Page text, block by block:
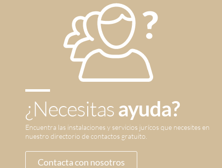
¿Necesitasayuda?
Encuentra las instalaciones y servicios jurícos que necesites en
nuestro directorio de contactos gratuito.
Contacta con nosotros